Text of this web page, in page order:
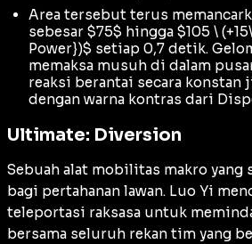
Area tersebut terus
sebesar $75$ hingga $105 \
Power})$ setiap 0,7 detik.
memaksa musuh di dalam
reaksi berantai secara konstan
dengan warna kontras dari
Ultimate: Diversion
Sebuah alat mobilitas makro yang
bagi pertahanan lawan. Luo Yi
teleportasi raksasa untuk
bersama seluruh rekan tim yang